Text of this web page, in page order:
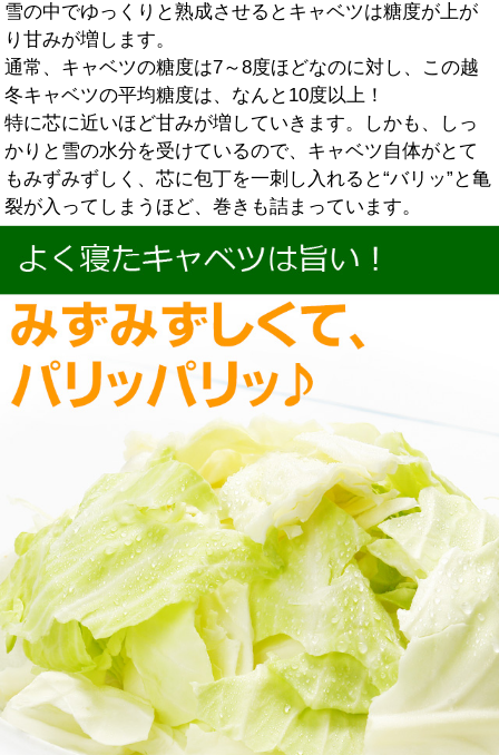
雪の中でゆっくりと熟成させるとキャベツは糖度が上が
り甘みが増します。
通常、キャベツの糖度は7～8度ほどなのに対し、この越
冬キャベツの平均糖度は、なんと10度以上！
特に芯に近いほど甘みが増していきます。しかも、しっ
かりと雪の水分を受けているので、キャベツ自体がとて
もみずみずしく、芯に包丁を一刺し入れると“バリッ”と亀
裂が入ってしまうほど、巻きも詰まっています。